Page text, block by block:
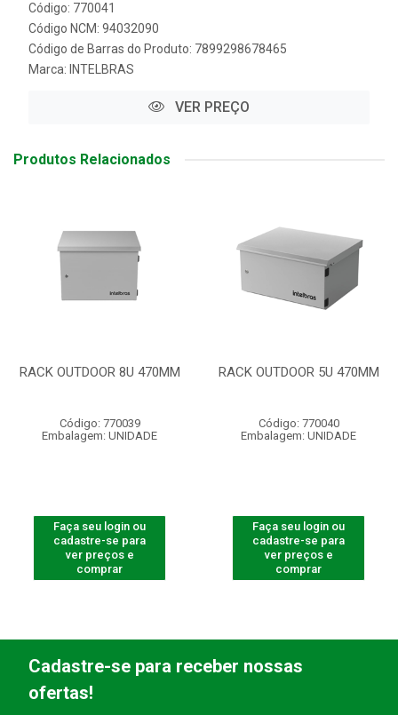
Código: 770041
Código NCM: 94032090
Código de Barras do Produto: 7899298678465
Marca: INTELBRAS
VER PREÇO
Produtos Relacionados
RACK OUTDOOR 8U 470MM
Código: 770039
Embalagem: UNIDADE
Faça seu login ou
cadastre-se para
ver preços e
comprar
RACK OUTDOOR 5U 470MM
Código: 770040
Embalagem: UNIDADE
Faça seu login ou
cadastre-se para
ver preços e
comprar
Cadastre-se para receber nossas
ofertas!